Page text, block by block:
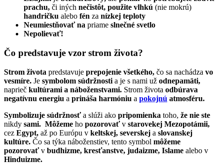
prachu, či iných nečistôt, použite vlhkú (nie mokrú)
handričku alebo fén za nízkej teploty
Neumiestňovať na priame slnečné svetlo
Nepolievať!
Čo predstavuje vzor strom života?
Strom života predstavuje prepojenie všetkého, čo sa nachádza vo
vesmíre. Je symbolom súdržnosti a je s nami už odnepamäti,
naprieč kultúrami a náboženstvami. Strom života odbúrava
negatívnu energiu a prináša harmóniu a pokojnú atmosféru.
Symbolizuje súdržnosťa slúži ako pripomienka toho, že nie ste
nikdy sami. Môžeme ho pozorovaťv starovekej Mezopotámii,
cez Egypt, až po Európu v keltskej, severskej a slovanskej
kultúre. Čo sa týka náboženstiev, tento symbol môžeme
pozorovaťv budhizme, kresťanstve, judaizme, Islame alebo v
Hinduizme.